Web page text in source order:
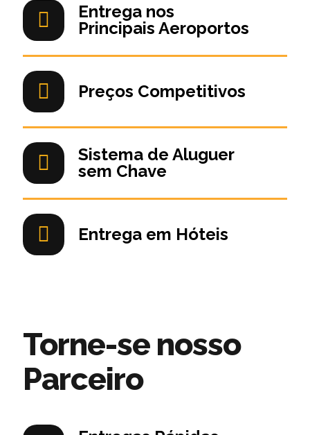
Entrega nos
Principais Aeroportos
Preços Competitivos
Sistema de Aluguer
sem Chave
Entrega em Hóteis
Torne-se nosso
Parceiro